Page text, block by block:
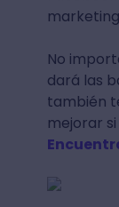
No
dará las
también
mejorar